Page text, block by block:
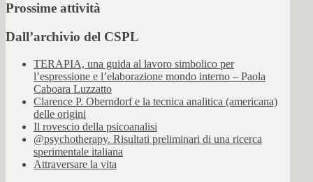
Prossime attività
Dall’archivio del CSPL
TERAPIA, una guida al lavoro simbolico per
l’espressione e l’elaborazione mondo interno – Paola
Caboara Luzzatto
Clarence P. Oberndorf e la tecnica analitica (americana)
delle origini
Il rovescio della psicoanalisi
@psychotherapy. Risultati preliminari di una ricerca
sperimentale italiana
Attraversare la vita